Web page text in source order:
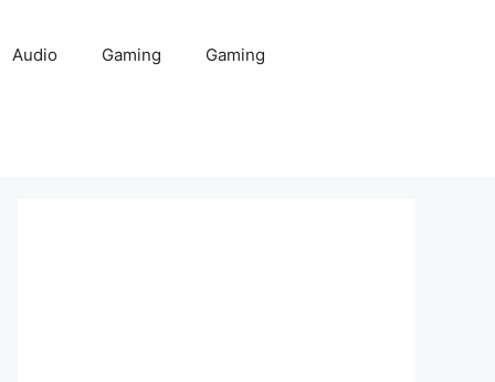
Audio Gaming Gaming